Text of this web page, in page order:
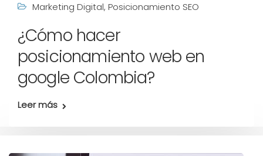
Marketing Digital, Posicionamiento SEO
¿Cómo hacer
posicionamiento web en
google Colombia?
Leer más